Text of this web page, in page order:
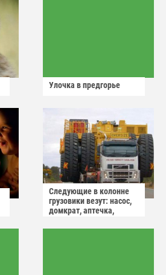
Улочка в предгорье
Следующие в колонне
грузовики везут: насос,
домкрат, аптечка,